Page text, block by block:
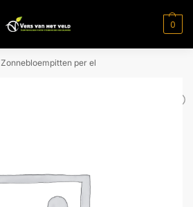
0
Zonnebloempitten per el